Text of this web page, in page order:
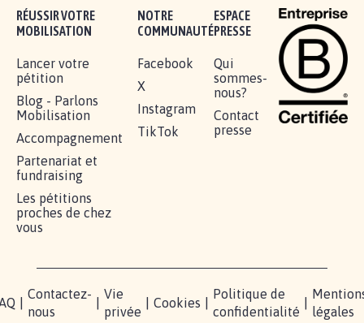
RÉUSSIR VOTRE
MOBILISATION
Lancer votre
pétition
Blog - Parlons
Mobilisation
Accompagnement
Partenariat et
fundraising
Les pétitions
proches de chez
vous
NOTRE
COMMUNAUTÉ
Facebook
X
Instagram
TikTok
ESPACE
PRESSE
Qui
sommes-
nous?
Contact
presse
Contactez-
nous
Vie
privée
Cookies
Politique de
confidentialité
légales